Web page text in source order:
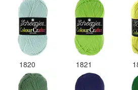
1820 1821